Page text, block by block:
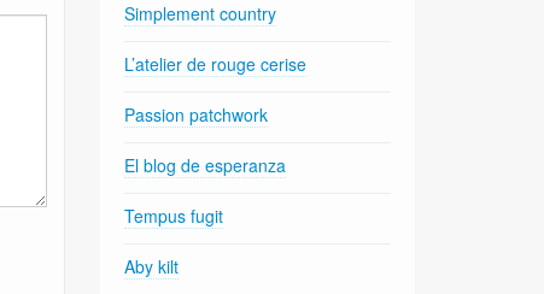
Simplement country
L’atelier de rouge cerise
Passion patchwork
El blog de esperanza
Tempus fugit
Aby kilt